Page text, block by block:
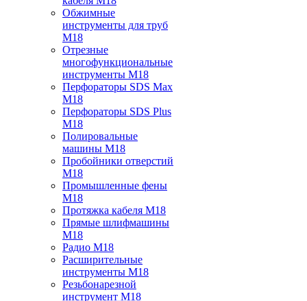
Обжимные
инструменты для труб
M18
Отрезные
многофункциональные
инструменты M18
Перфораторы SDS Max
M18
Перфораторы SDS Plus
M18
Полировальные
машины M18
Пробойники отверстий
M18
Промышленные фены
M18
Протяжка кабеля M18
Прямые шлифмашины
M18
Радио M18
Расширительные
инструменты M18
Резьбонарезной
инструмент M18